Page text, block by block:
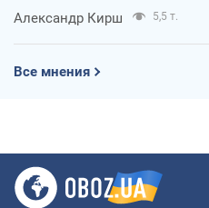
Александр Кирш 5,5 т.
Все мнения